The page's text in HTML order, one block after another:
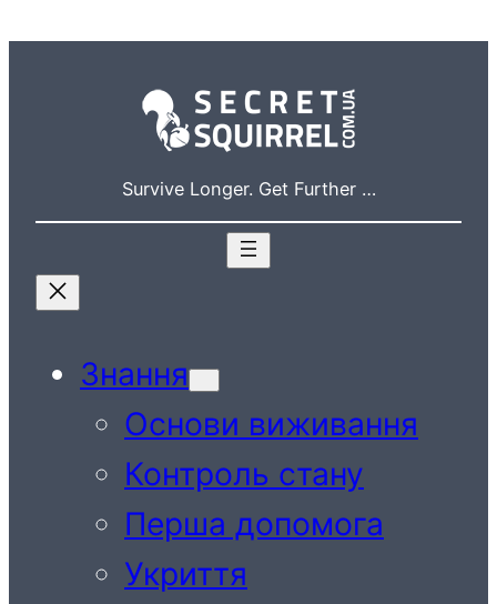
Survive Longer. Get Further …
Знання
Основи виживання
Контроль стану
Перша допомога
Укриття